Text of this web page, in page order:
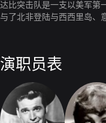
达比突击队是一支以美军第
与了北非登陆与西西里岛、
演职员表